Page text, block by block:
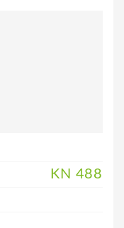
KN 488